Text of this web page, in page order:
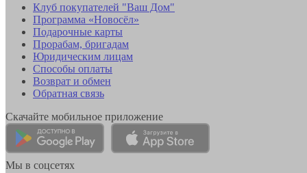
Клуб покупателей "Ваш Дом"
Программа «Новосёл»
Подарочные карты
Прорабам, бригадам
Юридическим лицам
Способы оплаты
Возврат и обмен
Обратная связь
Скачайте мобильное приложение
Мы в соцсетях